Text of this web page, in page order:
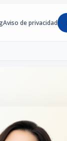
Aviso de privacidad